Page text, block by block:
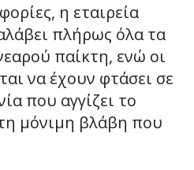
η εταιρεία
πλήρως όλα τα
παίκτη, ενώ οι
να έχουν φτάσει σε
που αγγίζει το
μόνιμη βλάβη που